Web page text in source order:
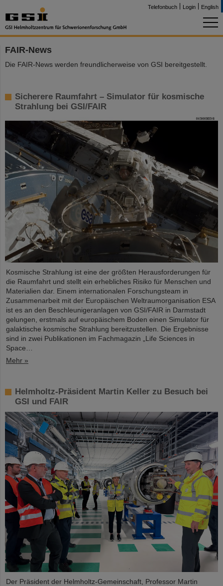
Telefonbuch Login English
FAIR-News
Die FAIR-News werden freundlicherweise von GSI bereitgestellt.
Sicherere Raumfahrt – Simulator für kosmische
Strahlung bei GSI/FAIR
Kosmische Strahlung ist eine der größten Herausforderungen für
die Raumfahrt und stellt ein erhebliches Risiko für Menschen und
Materialien dar. Einem internationalen Forschungsteam in
Zusammenarbeit mit der Europäischen Weltraumorganisation ESA
ist es an den Beschleunigeranlagen von GSI/FAIR in Darmstadt
gelungen, erstmals auf europäischem Boden einen Simulator für
galaktische kosmische Strahlung bereitzustellen. Die Ergebnisse
sind in zwei Publikationen im Fachmagazin „Life Sciences in
Space…
Mehr »
Helmholtz-Präsident Martin Keller zu Besuch bei
GSI und FAIR
Der Präsident der Helmholtz-Gemeinschaft, Professor Martin